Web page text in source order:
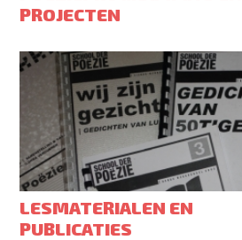
PROJECTEN
LESMATERIALEN EN
PUBLICATIES